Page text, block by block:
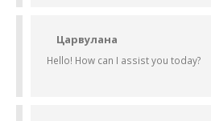
Царвулана
Hello! How can I assist you today?